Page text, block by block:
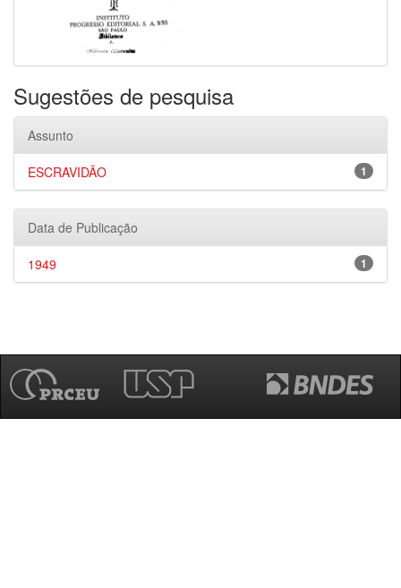
Sugestões de pesquisa
Assunto
1
ESCRAVIDÃO
Data de Publicação
1
1949